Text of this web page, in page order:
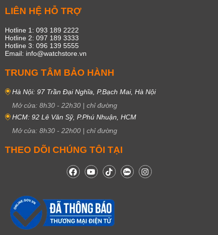
LIÊN HỆ HỖ TRỢ
Hotline 1: 093 189 2222
Hotline 2: 097 189 3333
Hotline 3: 096 139 5555
Email: info@watchstore.vn
TRUNG TÂM BẢO HÀNH
Hà Nội: 97 Trần Đại Nghĩa, P.Bạch Mai, Hà Nội
Mở cửa: 8h30 - 22h30 | chỉ đường
HCM: 92 Lê Văn Sỹ, P.Phú Nhuận, HCM
Mở cửa: 8h30 - 22h00 | chỉ đường
THEO DÕI CHÚNG TÔI TẠI